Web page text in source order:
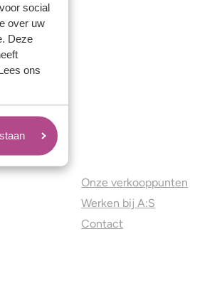
social
over uw
Deze
ons
Onze verkooppunten
Werken bij A:S
Contact